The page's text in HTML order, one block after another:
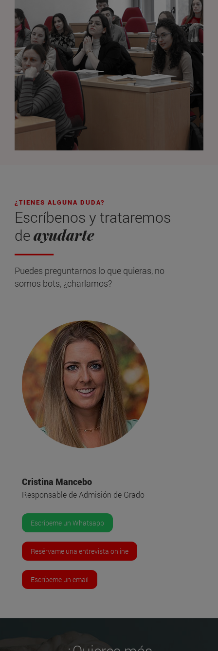
¿TIENES ALGUNA DUDA?
Escríbenos y trataremos
deayudarte
Puedes preguntarnos lo que quieras, no
somos bots, ¿charlamos?
Cristina Mancebo
Responsable de Admisión de Grado
Escríbeme un Whatsapp
Resérvame una entrevista online
Escríbeme un email